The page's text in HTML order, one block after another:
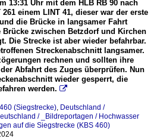
13:31 Uhr mit dem HLB RB 90 nach
einem LINT 41, dieser war der erste
die Brücke in langsamer Fahrt
Brücke zwischen Betzdorf und Kirchen
Die Strecke ist aber wieder befahrbar.
Streckenabschnitt langsamer.
rechnen und sollten ihre
Abfahrt des Zuges überprüfen. Nun
wieder gesperrt, die
werden. 
(Siegstrecke) Deutschland /
/ _Bildreportagen / Hochwasser
auf die Siegstrecke (KBS 460)